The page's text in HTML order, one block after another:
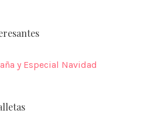
y Especial Navidad